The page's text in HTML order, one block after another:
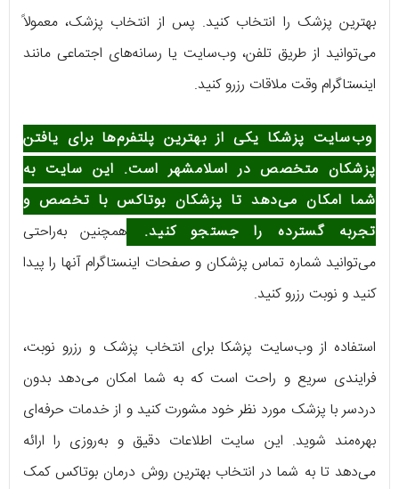
بهترین پزشک را انتخاب کنید. پس از انتخاب پزشک، معمولاً
می‌توانید از طریق تلفن، وب‌سایت یا رسانه‌های اجتماعی مانند
اینستاگرام وقت ملاقات رزرو کنید.
وب‌سایت پزشکا یکی از بهترین پلتفرم‌ها برای یافتن
پزشکان متخصص در اسلامشهر است. این سایت به
شما امکان می‌دهد تا پزشکان بوتاکس با تخصص و
تجربه گسترده را جستجو کنید.
همچنین به‌راحتی
می‌توانید شماره تماس پزشکان و صفحات اینستاگرام آنها را پیدا
کنید و نوبت رزرو کنید.
استفاده از وب‌سایت پزشکا برای انتخاب پزشک و رزرو نوبت،
فرایندی سریع و راحت است که به شما امکان می‌دهد بدون
دردسر با پزشک مورد نظر خود مشورت کنید و از خدمات حرفه‌ای
بهره‌مند شوید. این سایت اطلاعات دقیق و به‌روزی را ارائه
می‌دهد تا به شما در انتخاب بهترین روش درمان بوتاکس کمک